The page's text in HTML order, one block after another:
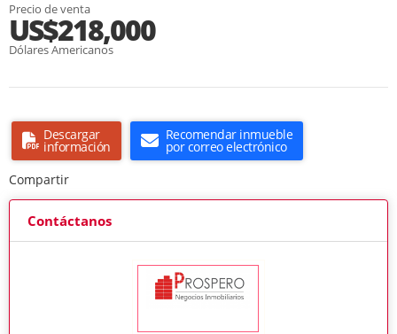
Precio de venta
US$218,000
Dólares Americanos
Descargar
información
Recomendar inmueble
por correo electrónico
Compartir
Contáctanos